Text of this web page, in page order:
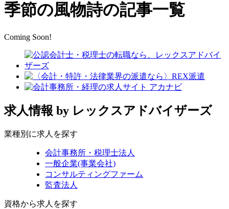
季節の風物詩の記事一覧
Coming Soon!
求人情報 by レックスアドバイザーズ
業種別に求人を探す
会計事務所・税理士法人
一般企業(事業会社)
コンサルティングファーム
監査法人
資格から求人を探す